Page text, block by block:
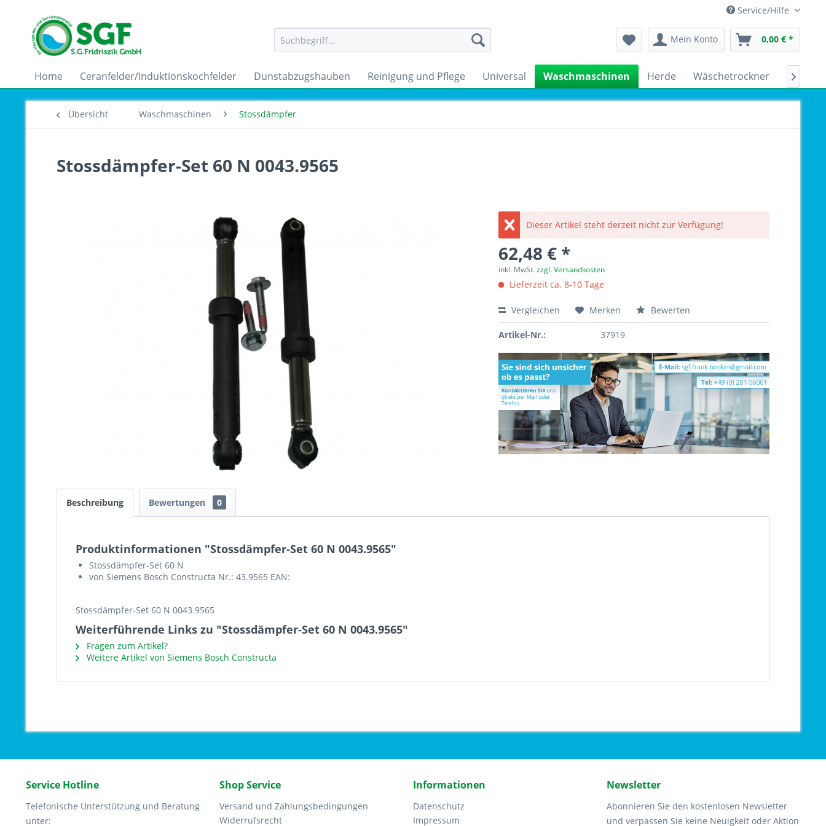
Service/Hilfe
Mein Konto 0,00 € *
Home Ceranfelder/Induktionskochfelder Dunstabzugshauben Reinigung und Pflege Universal Waschmaschinen Herde Wäschetrockner 
Übersicht Waschmaschinen Stossdämpfer
Stossdämpfer-Set 60 N 0043.9565
Dieser Artikel steht derzeit nicht zur Verfügung!
62,48 € *
inkl. MwSt.zzgl. Versandkosten
Lieferzeit ca. 8-10 Tage
Vergleichen Merken Bewerten
Artikel-Nr.: 37919
Beschreibung Bewertungen 0
Produktinformationen "Stossdämpfer-Set 60 N 0043.9565"
Stossdämpfer-Set 60 N
von Siemens Bosch Constructa Nr.: 43.9565 EAN:
Stossdämpfer-Set 60 N 0043.9565
Weiterführende Links zu "Stossdämpfer-Set 60 N 0043.9565"
Fragen zum Artikel?
Weitere Artikel von Siemens Bosch Constructa
Service Hotline
Telefonische Unterstützung und Beratung
unter:
Shop Service
Versand und Zahlungsbedingungen
Widerrufsrecht
Informationen
Datenschutz
Impressum
Newsletter
Abonnieren Sie den kostenlosen Newsletter
und verpassen Sie keine Neuigkeit oder Aktion